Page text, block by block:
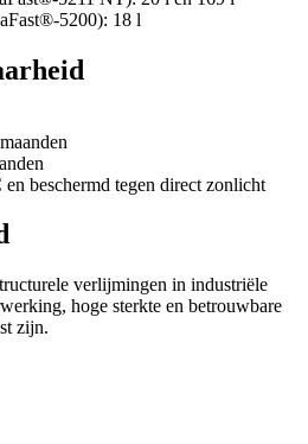
5200): 18 l
beschermd tegen direct zonlicht
verlijmingen in industriële
hoge sterkte en betrouwbare
zijn.